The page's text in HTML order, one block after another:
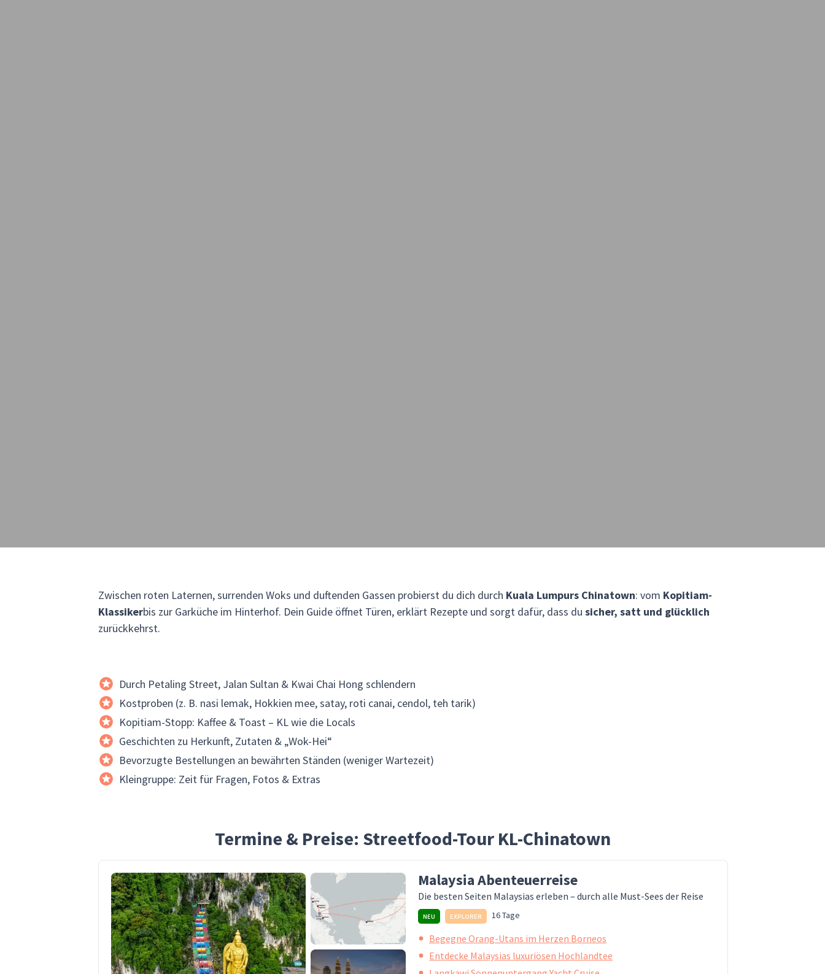
Zwischen roten Laternen, surrenden Woks und duftenden Gassen probierst du dich durch Kuala Lumpurs Chinatown: vom Kopitiam-
Klassikerbis zur Garküche im Hinterhof. Dein Guide öffnet Türen, erklärt Rezepte und sorgt dafür, dass du sicher, satt und glücklich
zurückkehrst.
Durch Petaling Street, Jalan Sultan & Kwai Chai Hong schlendern
Kostproben (z. B. nasi lemak, Hokkien mee, satay, roti canai, cendol, teh tarik)
Kopitiam-Stopp: Kaffee & Toast – KL wie die Locals
Geschichten zu Herkunft, Zutaten & „Wok-Hei“
Bevorzugte Bestellungen an bewährten Ständen (weniger Wartezeit)
Kleingruppe: Zeit für Fragen, Fotos & Extras
Termine & Preise: Streetfood-Tour KL-Chinatown
Malaysia Abenteuerreise
Die besten Seiten Malaysias erleben – durch alle Must-Sees der Reise
NEU EXPLORER 16 Tage
Begegne Orang-Utans im Herzen Borneos
Entdecke Malaysias luxuriösen Hochlandtee